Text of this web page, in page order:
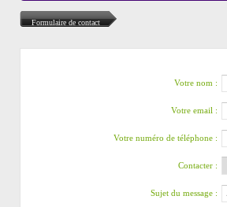
Formulaire de contact
Votre nom :
Votre email :
Votre numéro de téléphone :
Contacter :
Sujet du message :